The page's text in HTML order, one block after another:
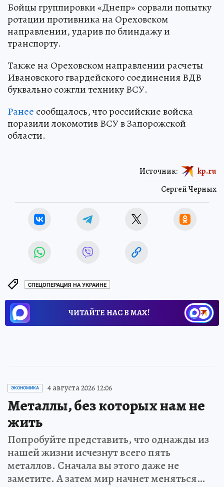
Бойцы группировки «Днепр» сорвали попытку
ротации противника на Ореховском
направлении, ударив по блиндажу и
транспорту.
Также на Ореховском направлении расчеты
Ивановского гвардейского соединения ВДВ
буквально сожгли технику ВСУ.
Ранее сообщалось, что российские войска
поразили локомотив ВСУ в Запорожской
области.
Сергей Черных
Источник: kp.ru
СПЕЦОПЕРАЦИЯ НА УКРАИНЕ
ЧИТАЙТЕ НАС В МАХ!
ЭКОНОМИКА 4 августа 2026 12:06
Металлы, без которых нам не
жить
Попробуйте представить, что однажды из
нашей жизни исчезнут всего пять
металлов. Сначала вы этого даже не
заметите. А затем мир начнет меняться…